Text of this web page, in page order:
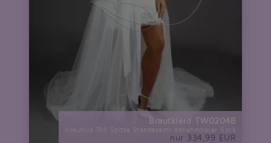
Brautkleid TW0204B
Vokuhila Tüll Spitze Standesamt abnehmbarer Rock
nur 334,99 EUR